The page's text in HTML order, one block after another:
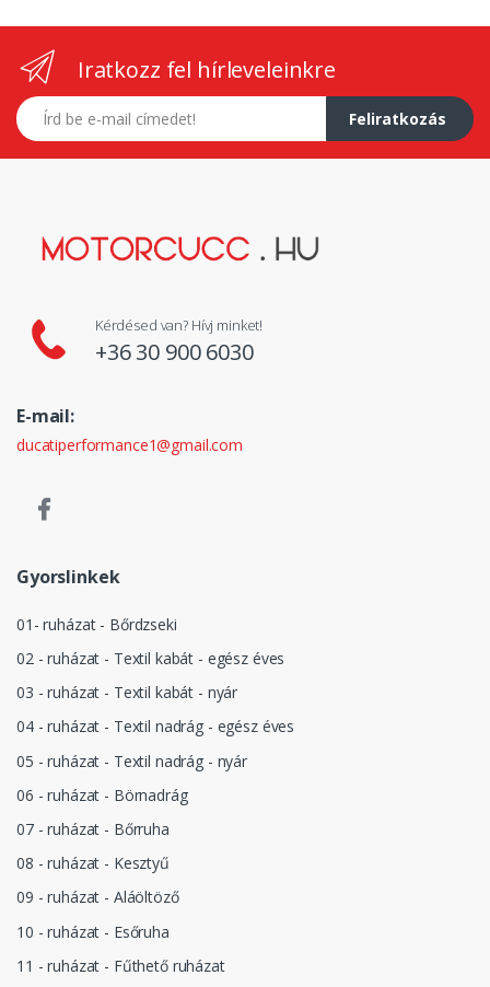
Iratkozz fel hírleveleinkre
E-mail címed
Feliratkozás
Kérdésed van? Hívj minket!
+36 30 900 6030
E-mail:
ducatiperformance1@gmail.com
Gyorslinkek
01- ruházat - Bőrdzseki
02 - ruházat - Textil kabát - egész éves
03 - ruházat - Textil kabát - nyár
04 - ruházat - Textil nadrág - egész éves
05 - ruházat - Textil nadrág - nyár
06 - ruházat - Börnadrág
07 - ruházat - Bőrruha
08 - ruházat - Kesztyű
09 - ruházat - Aláöltöző
10 - ruházat - Esőruha
11 - ruházat - Fűthető ruházat